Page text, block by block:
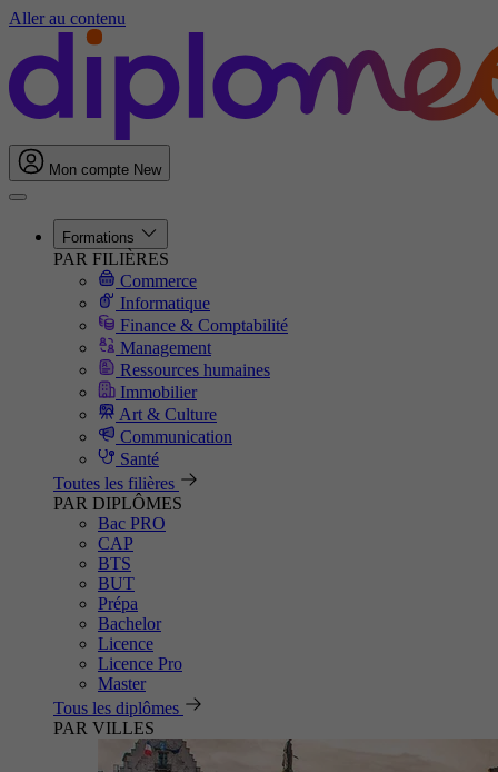
Aller au contenu
Mon compte New
Formations
PAR FILIÈRES
Commerce
Informatique
Finance & Comptabilité
Management
Ressources humaines
Immobilier
Art & Culture
Communication
Santé
Toutes les filières
PAR DIPLÔMES
Bac PRO
CAP
BTS
BUT
Prépa
Bachelor
Licence
Licence Pro
Master
Tous les diplômes
PAR VILLES